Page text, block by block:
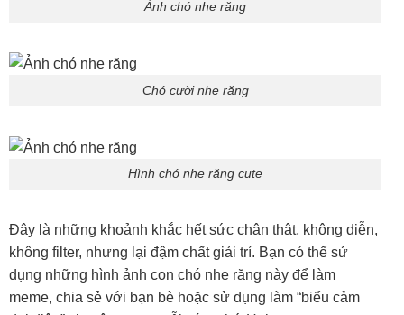
không filter, nhưng lại đậm chất giải trí. Bạn có thể sử
dụng những hình ảnh con chó nhe răng này để làm
Album Ảnh Cho Ngáo Cute
Loạt ảnh chó ngáo ghi lại những khoảnh khắc hài không
tưởng – như mắt trợn, mồm há, gương mặt “lạc trôi”
không kiểm soát. Đây là tuyển tập tấu hài cực mạnh, đảm
bảo khiến bạn cười lăn cười bò không biết chán.